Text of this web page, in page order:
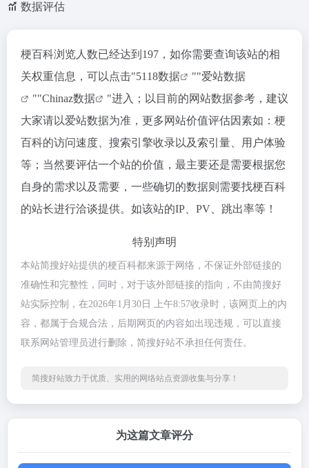
数据评估
梗百科浏览人数已经达到197，如你需要查询该站的相
关权重信息，可以点击"5118数据 ""爱站数据
""Chinaz数据
"进入；以目前的网站数据参考，建议
大家请以爱站数据为准，更多网站价值评估因素如：梗
百科的访问速度、搜索引擎收录以及索引量、用户体验
等；当然要评估一个站的价值，最主要还是需要根据您
自身的需求以及需要，一些确切的数据则需要找梗百科
的站长进行洽谈提供。如该站的IP、PV、跳出率等！
特别声明
本站简搜好站提供的梗百科都来源于网络，不保证外部链接的
准确性和完整性，同时，对于该外部链接的指向，不由简搜好
站实际控制，在2026年1月30日 上午8:57收录时，该网页上的内
容，都属于合规合法，后期网页的内容如出现违规，可以直接
联系网站管理员进行删除，简搜好站不承担任何责任。
简搜好站致力于优质、实用的网络站点资源收集与分享！
为这篇文章评分